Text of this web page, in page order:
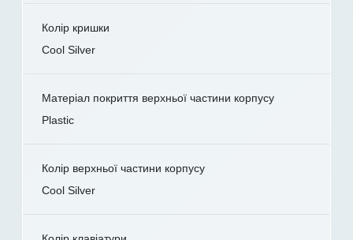
Колір кришки
Cool Silver
Матеріал покриття верхньої частини корпусу
Plastic
Колір верхньої частини корпусу
Cool Silver